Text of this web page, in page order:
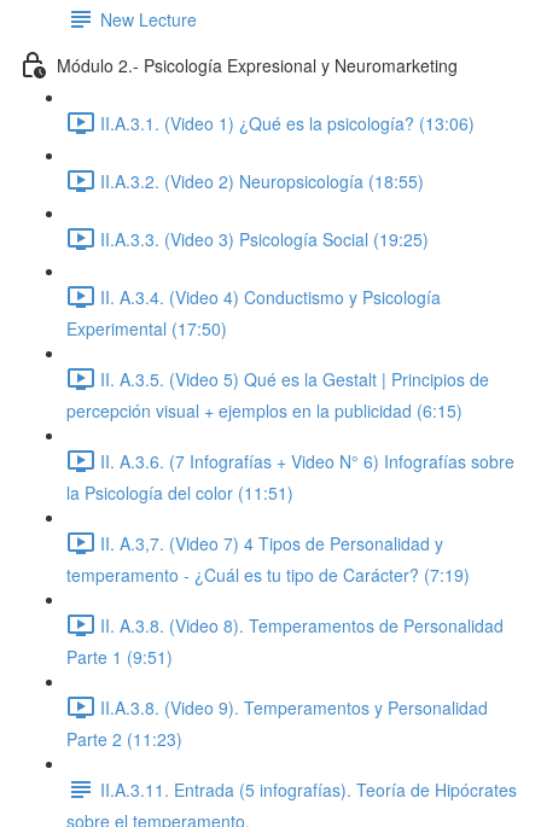
New Lecture
Módulo 2.- Psicología Expresional y Neuromarketing
II.A.3.1. (Video 1) ¿Qué es la psicología? (13:06)
II.A.3.2. (Video 2) Neuropsicología (18:55)
II.A.3.3. (Video 3) Psicología Social (19:25)
II. A.3.4. (Video 4) Conductismo y Psicología
Experimental (17:50)
II. A.3.5. (Video 5) Qué es la Gestalt | Principios de
percepción visual + ejemplos en la publicidad (6:15)
II. A.3.6. (7 Infografías + Video N° 6) Infografías sobre
la Psicología del color (11:51)
II. A.3,7. (Video 7) 4 Tipos de Personalidad y
temperamento - ¿Cuál es tu tipo de Carácter? (7:19)
II. A.3.8. (Video 8). Temperamentos de Personalidad
Parte 1 (9:51)
II.A.3.8. (Video 9). Temperamentos y Personalidad
Parte 2 (11:23)
II.A.3.11. Entrada (5 infografías). Teoría de Hipócrates
sobre el temperamento.